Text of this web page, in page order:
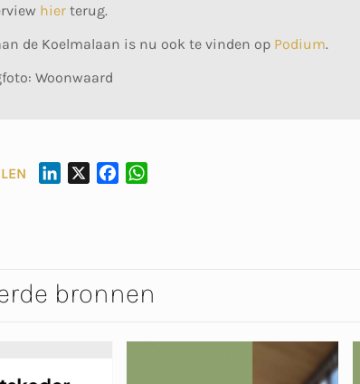
hier terug.
de Koelmalaan is nu ook te vinden op Podium.
Woonwaard
I
O
P
bronnen